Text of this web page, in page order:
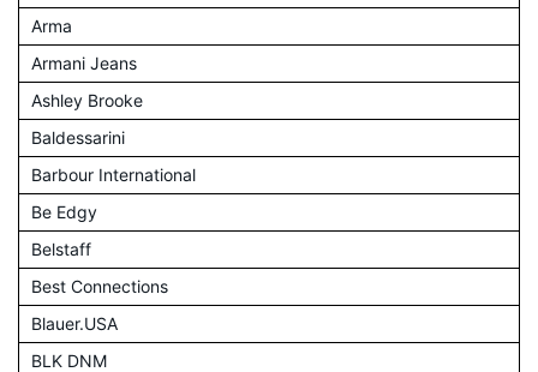
Arma
Armani Jeans
Ashley Brooke
Baldessarini
Barbour International
Be Edgy
Belstaff
Best Connections
Blauer.USA
BLK DNM